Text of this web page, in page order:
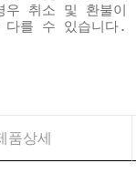
취소 및 환불이
를 수 있습니다.
품상세